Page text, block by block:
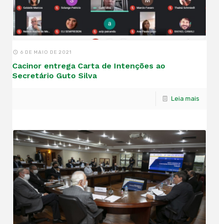
6 DE MAIO DE 2021
Cacinor entrega Carta de Intenções ao
Secretário Guto Silva
Leia mais